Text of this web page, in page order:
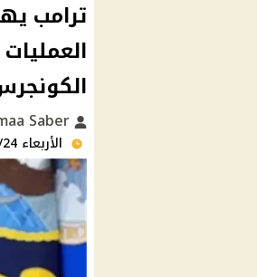
ترامب
الأربعاء 24/يونيو/2026 - 10:41 ص